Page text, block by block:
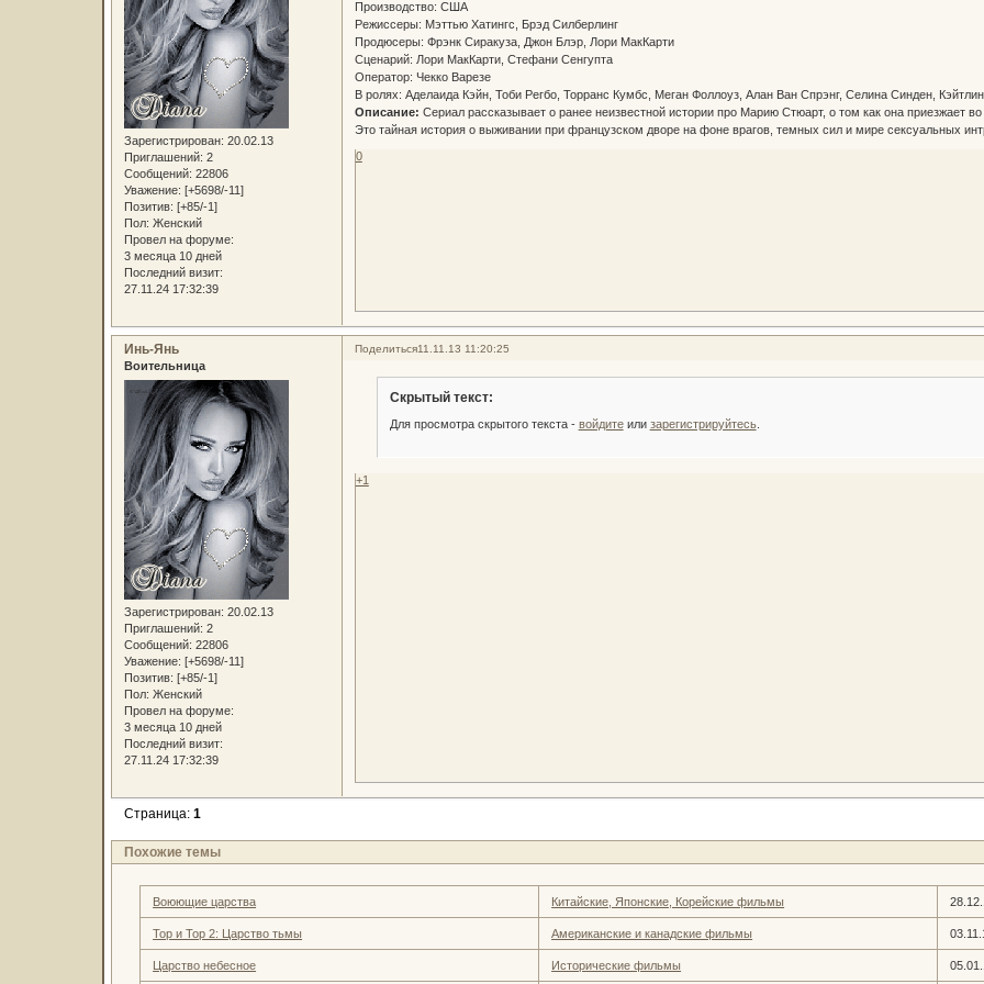
Зарегистрирован: 20.02.13
Приглашений: 2
Сообщений: 22806
Уважение: [+5698/-11]
Позитив: [+85/-1]
Пол: Женский
Провел на форуме:
3 месяца 10 дней
Последний визит:
27.11.24 17:32:39
Производство: США
Режиссеры: Мэттью Хатингс, Брэд Силберлинг
Продюсеры: Фрэнк Сиракуза, Джон Блэр, Лори МакКарти
Сценарий: Лори МакКарти, Стефани Сенгупта
Оператор: Чекко Варезе
В ролях: Аделаида Кэйн, Тоби Регбо, Торранс Кумбс, Меган Фоллоуз, Алан Ван Спрэнг, Селина Синден,
Описание: Сериал рассказывает о ранее неизвестной истории про Марию Стюарт, о том как она приезжает
Это тайная история о выживании при французском дворе на фоне врагов, темных сил и мире сексуальных
0
Поделиться11.11.13 11:20:25
Инь-Янь
Воительница
Зарегистрирован: 20.02.13
Приглашений: 2
Сообщений: 22806
Уважение: [+5698/-11]
Позитив: [+85/-1]
Пол: Женский
Провел на форуме:
3 месяца 10 дней
Последний визит:
27.11.24 17:32:39
Скрытый текст:
Для просмотра скрытого текста - войдитеили зарегистрируйтесь.
+1
Страница: 1
Похожие темы
Воюющие царства Китайские, Японские, Корейские фильмы
Тор и Тор 2: Царство тьмы Американские и канадские фильмы
Царство небесное Исторические фильмы